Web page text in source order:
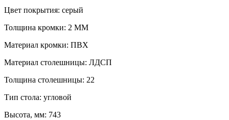
Цвет покрытия: серый
Толщина кромки: 2 ММ
Материал кромки: ПВХ
Материал столешницы: ЛДСП
Толщина столешницы: 22
Тип стола: угловой
Высота, мм: 743